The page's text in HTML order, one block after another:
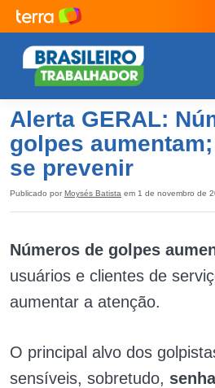
Alerta GERAL:
golpes
se prevenir
Publicado por Moysés Batista em 1 de novembro de
Números de golpes
usuários e clientes de
aumentar a atenção.
O principal alvo dos
sensíveis, sobretudo,